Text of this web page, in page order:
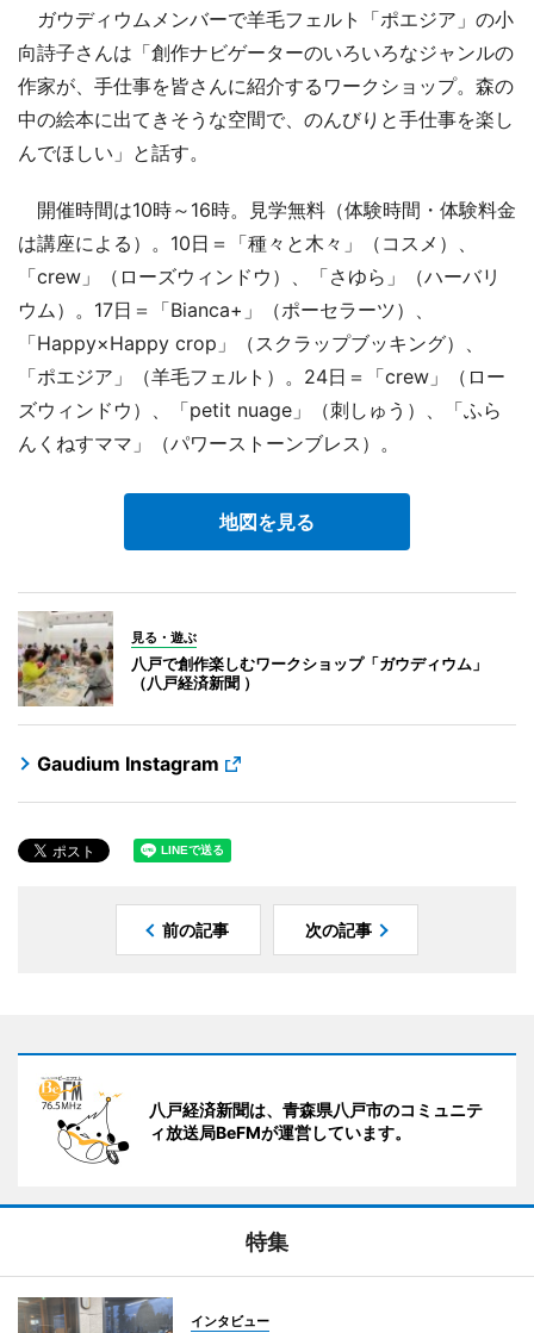
ガウディウムメンバーで羊毛フェルト「ポエジア」の小
向詩子さんは「創作ナビゲーターのいろいろなジャンルの
作家が、手仕事を皆さんに紹介するワークショップ。森の
中の絵本に出てきそうな空間で、のんびりと手仕事を楽し
んでほしい」と話す。
開催時間は10時～16時。見学無料（体験時間・体験料金
は講座による）。10日＝「種々と木々」（コスメ）、
「crew」（ローズウィンドウ）、「さゆら」（ハーバリ
ウム）。17日＝「Bianca+」（ポーセラーツ）、
「Happy×Happy crop」（スクラップブッキング）、
「ポエジア」（羊毛フェルト）。24日＝「crew」（ロー
ズウィンドウ）、「petit nuage」（刺しゅう）、「ふら
んくねすママ」（パワーストーンブレス）。
地図を見る
見る・遊ぶ
八戸で創作楽しむワークショップ「ガウディウム」
（八戸経済新聞 ）
Gaudium Instagram
前の記事 次の記事
八戸経済新聞は、青森県八戸市のコミュニテ
ィ放送局BeFMが運営しています。
特集
インタビュー